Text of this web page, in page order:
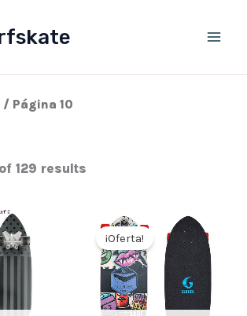
/ Página 10
129 results
¡Oferta!
precio
original
era:
280,00€.
precio
actual
es: